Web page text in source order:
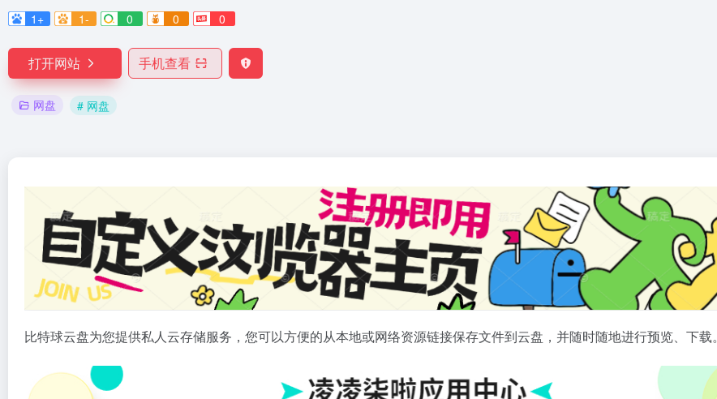
1+
1- 0 0 0
打开网站 手机查看
网盘 # 网盘
比特球云盘为您提供私人云存储服务，您可以方便的从本地或网络资源链接保存文件到云盘，并随时随地进行预览、下载。